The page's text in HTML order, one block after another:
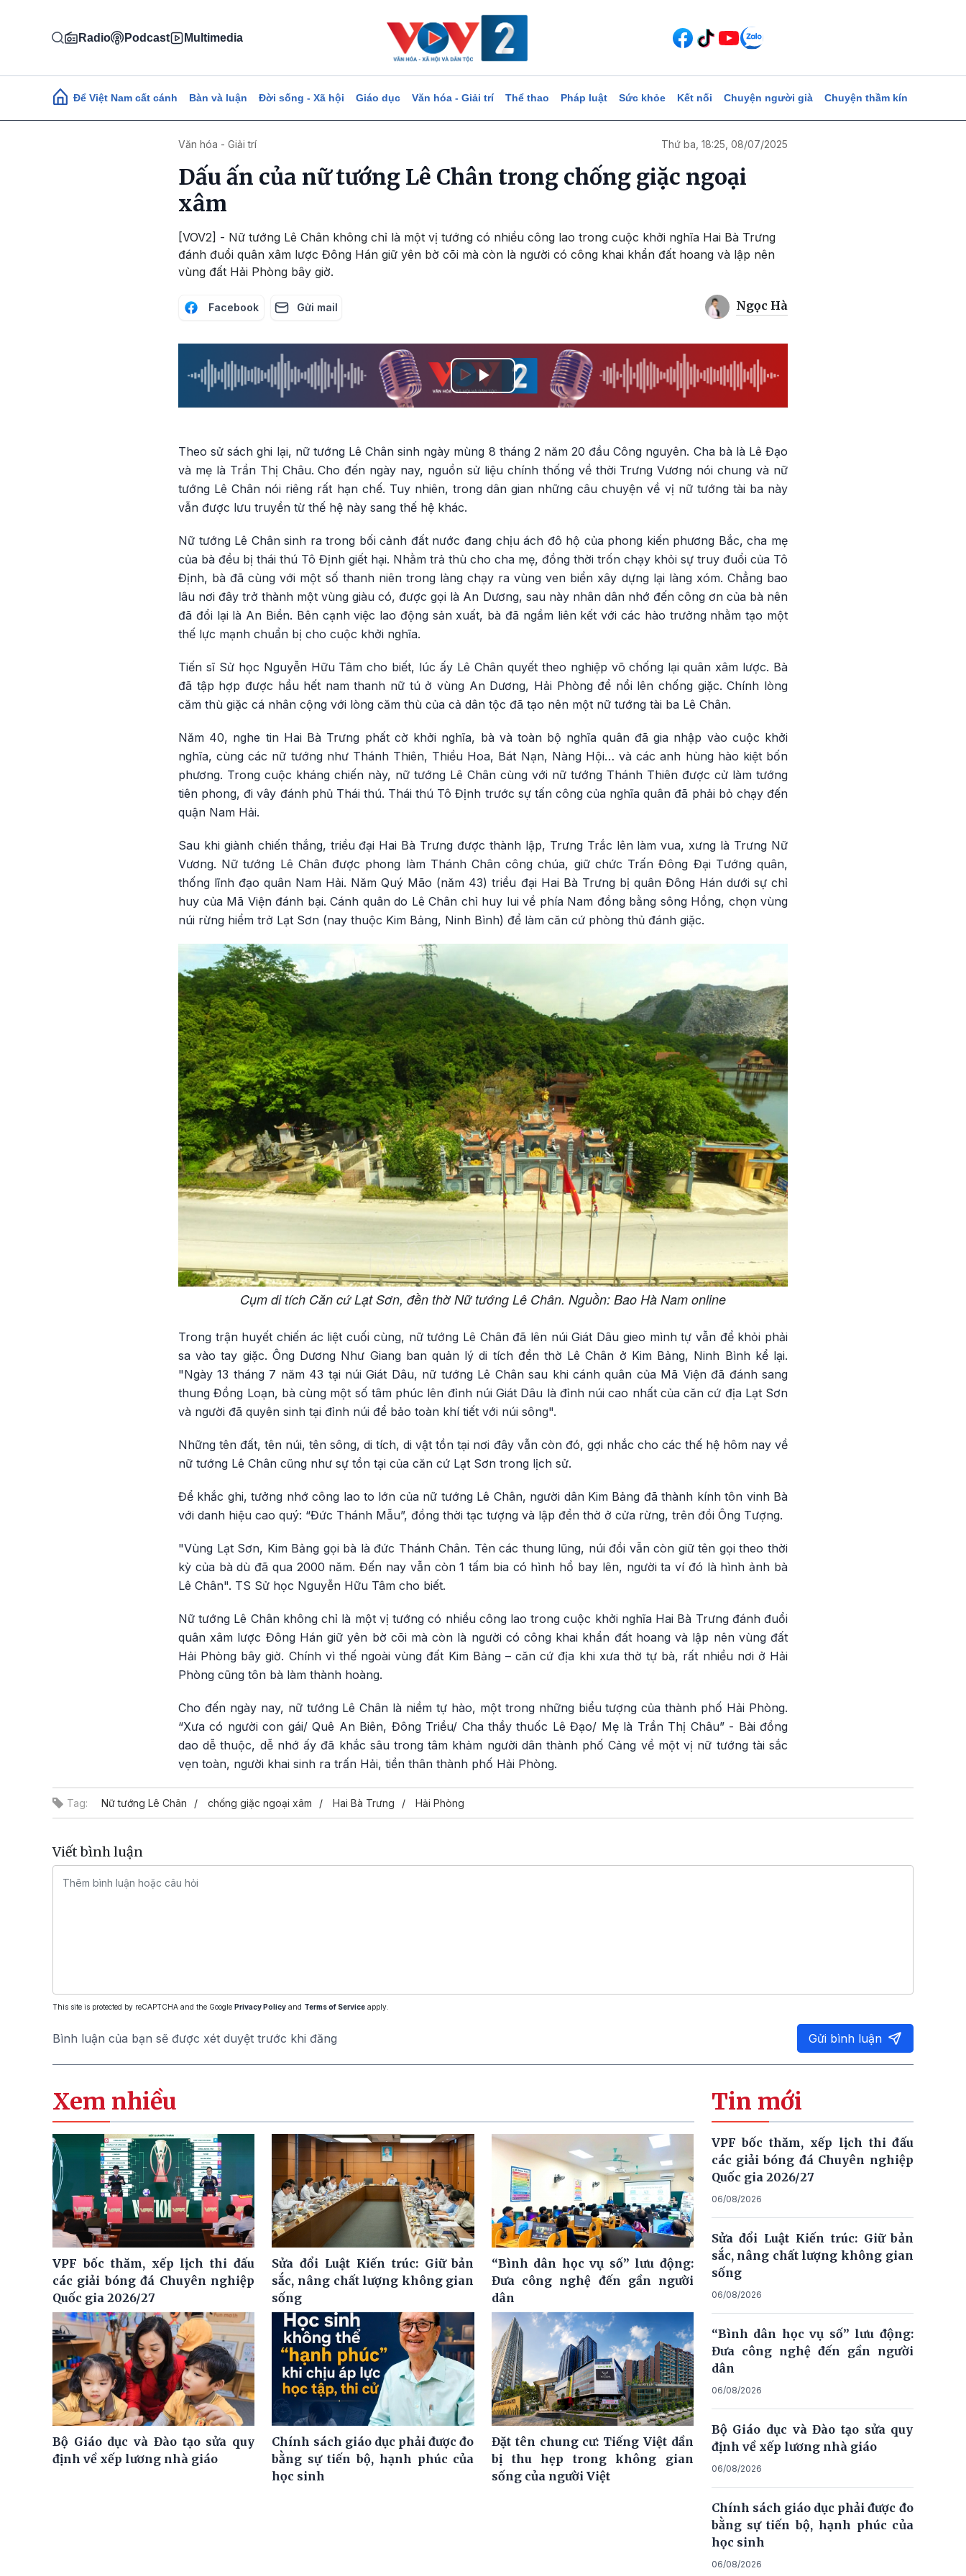
Radio Podcast Multimedia
Main navigation
Để Việt Nam cất cánh Bàn và luận Đời sống - Xã hội Giáo dục Văn hóa - Giải trí Thể thao Pháp luật Sức khỏe Kết nối Chuyện người già Chuyện thầm kín
Văn hóa - Giải trí Thứ ba, 18:25, 08/07/2025
Dấu ấn của nữ tướng Lê Chân trong chống giặc ngoại
xâm
[VOV2] - Nữ tướng Lê Chân không chỉ là một vị tướng có nhiều công lao trong cuộc khởi nghĩa Hai Bà Trưng
đánh đuổi quân xâm lược Đông Hán giữ yên bờ cõi mà còn là người có công khai khẩn đất hoang và lập nên
vùng đất Hải Phòng bây giờ.
Facebook Gửi mail Ngọc Hà
Play
Theo sử sách ghi lại, nữ tướng Lê Chân sinh ngày mùng 8 tháng 2 năm 20 đầu Công nguyên. Cha bà là Lê Đạo
và mẹ là Trần Thị Châu. Cho đến ngày nay, nguồn sử liệu chính thống về thời Trưng Vương nói chung và nữ
tướng Lê Chân nói riêng rất hạn chế. Tuy nhiên, trong dân gian những câu chuyện về vị nữ tướng tài ba này
vẫn được lưu truyền từ thế hệ này sang thế hệ khác.
Nữ tướng Lê Chân sinh ra trong bối cảnh đất nước đang chịu ách đô hộ của phong kiến phương Bắc, cha mẹ
của bà đều bị thái thú Tô Định giết hại. Nhằm trả thù cho cha mẹ, đồng thời trốn chạy khỏi sự truy đuổi của Tô
Định, bà đã cùng với một số thanh niên trong làng chạy ra vùng ven biển xây dựng lại làng xóm. Chẳng bao
lâu nơi đây trở thành một vùng giàu có, được gọi là An Dương, sau này nhân dân nhớ đến công ơn của bà nên
đã đổi lại là An Biền. Bên cạnh việc lao động sản xuất, bà đã ngầm liên kết với các hào trưởng nhằm tạo một
thế lực mạnh chuẩn bị cho cuộc khởi nghĩa.
Tiến sĩ Sử học Nguyễn Hữu Tâm cho biết, lúc ấy Lê Chân quyết theo nghiệp võ chống lại quân xâm lược. Bà
đã tập hợp được hầu hết nam thanh nữ tú ở vùng An Dương, Hải Phòng để nổi lên chống giặc. Chính lòng
căm thù giặc cá nhân cộng với lòng căm thù của cả dân tộc đã tạo nên một nữ tướng tài ba Lê Chân.
Năm 40, nghe tin Hai Bà Trưng phất cờ khởi nghĩa, bà và toàn bộ nghĩa quân đã gia nhập vào cuộc khởi
nghĩa, cùng các nữ tướng như Thánh Thiên, Thiều Hoa, Bát Nạn, Nàng Hội… và các anh hùng hào kiệt bốn
phương. Trong cuộc kháng chiến này, nữ tướng Lê Chân cùng với nữ tướng Thánh Thiên được cử làm tướng
tiên phong, đi vây đánh phủ Thái thú. Thái thú Tô Định trước sự tấn công của nghĩa quân đã phải bỏ chạy đến
quận Nam Hải.
Sau khi giành chiến thắng, triều đại Hai Bà Trưng được thành lập, Trưng Trắc lên làm vua, xưng là Trưng Nữ
Vương. Nữ tướng Lê Chân được phong làm Thánh Chân công chúa, giữ chức Trấn Đông Đại Tướng quân,
thống lĩnh đạo quân Nam Hải. Năm Quý Mão (năm 43) triều đại Hai Bà Trưng bị quân Đông Hán dưới sự chỉ
huy của Mã Viện đánh bại. Cánh quân do Lê Chân chỉ huy lui về phía Nam đồng bằng sông Hồng, chọn vùng
núi rừng hiểm trở Lạt Sơn (nay thuộc Kim Bảng, Ninh Bình) để làm căn cứ phòng thủ đánh giặc.
Cụm di tích Căn cứ Lạt Sơn, đền thờ Nữ tướng Lê Chân. Nguồn: Bao Hà Nam online
Trong trận huyết chiến ác liệt cuối cùng, nữ tướng Lê Chân đã lên núi Giát Dâu gieo mình tự vẫn để khỏi phải
sa vào tay giặc. Ông Dương Như Giang ban quản lý di tích đền thờ Lê Chân ở Kim Bảng, Ninh Bình kể lại.
"Ngày 13 tháng 7 năm 43 tại núi Giát Dâu, nữ tướng Lê Chân sau khi cánh quân của Mã Viện đã đánh sang
thung Đồng Loạn, bà cùng một số tâm phúc lên đỉnh núi Giát Dâu là đỉnh núi cao nhất của căn cứ địa Lạt Sơn
và người đã quyên sinh tại đỉnh núi để bảo toàn khí tiết với núi sông".
Những tên đất, tên núi, tên sông, di tích, di vật tồn tại nơi đây vẫn còn đó, gợi nhắc cho các thế hệ hôm nay về
nữ tướng Lê Chân cũng như sự tồn tại của căn cứ Lạt Sơn trong lịch sử.
Để khắc ghi, tưởng nhớ công lao to lớn của nữ tướng Lê Chân, người dân Kim Bảng đã thành kính tôn vinh Bà
với danh hiệu cao quý: “Đức Thánh Mẫu”, đồng thời tạc tượng và lập đền thờ ở cửa rừng, trên đồi Ông Tượng.
"Vùng Lạt Sơn, Kim Bảng gọi bà là đức Thánh Chân. Tên các thung lũng, núi đồi vẫn còn giữ tên gọi theo thời
kỳ của bà dù đã qua 2000 năm. Đến nay vẫn còn 1 tấm bia có hình hổ bay lên, người ta ví đó là hình ảnh bà
Lê Chân". TS Sử học Nguyễn Hữu Tâm cho biết.
Nữ tướng Lê Chân không chỉ là một vị tướng có nhiều công lao trong cuộc khởi nghĩa Hai Bà Trưng đánh đuổi
quân xâm lược Đông Hán giữ yên bờ cõi mà còn là người có công khai khẩn đất hoang và lập nên vùng đất
Hải Phòng bây giờ. Chính vì thế ngoài vùng đất Kim Bảng – căn cứ địa khi xưa thờ tự bà, rất nhiều nơi ở Hải
Phòng cũng tôn bà làm thành hoàng.
Cho đến ngày nay, nữ tướng Lê Chân là niềm tự hào, một trong những biểu tượng của thành phố Hải Phòng.
“Xưa có người con gái/ Quê An Biên, Đông Triều/ Cha thầy thuốc Lê Đạo/ Mẹ là Trần Thị Châu” - Bài đồng
dao dễ thuộc, dễ nhớ ấy đã khắc sâu trong tâm khảm người dân thành phố Cảng về một vị nữ tướng tài sắc
vẹn toàn, người khai sinh ra trấn Hải, tiền thân thành phố Hải Phòng.
Tag: Nữ tướng Lê Chân chống giặc ngoại xâm Hai Bà Trưng Hải Phòng
Viết bình luận
This site is protected by reCAPTCHA and the Google Privacy Policy and Terms of Service apply.
Bình luận của bạn sẽ được xét duyệt trước khi đăng Gửi bình luận
Xem nhiều
VPF bốc thăm, xếp lịch thi đấu
các giải bóng đá Chuyên nghiệp
Quốc gia 2026/27
Sửa đổi Luật Kiến trúc: Giữ bản
sắc, nâng chất lượng không gian
sống
“Bình dân học vụ số” lưu động:
Đưa công nghệ đến gần người
dân
Bộ Giáo dục và Đào tạo sửa quy
định về xếp lương nhà giáo
Chính sách giáo dục phải được đo
bằng sự tiến bộ, hạnh phúc của
học sinh
Đặt tên chung cư: Tiếng Việt dần
bị thu hẹp trong không gian
sống của người Việt
Tin mới
VPF bốc thăm, xếp lịch thi đấu
các giải bóng đá Chuyên nghiệp
Quốc gia 2026/27
06/08/2026
Sửa đổi Luật Kiến trúc: Giữ bản
sắc, nâng chất lượng không gian
sống
06/08/2026
“Bình dân học vụ số” lưu động:
Đưa công nghệ đến gần người
dân
06/08/2026
Bộ Giáo dục và Đào tạo sửa quy
định về xếp lương nhà giáo
06/08/2026
Chính sách giáo dục phải được đo
bằng sự tiến bộ, hạnh phúc của
học sinh
06/08/2026